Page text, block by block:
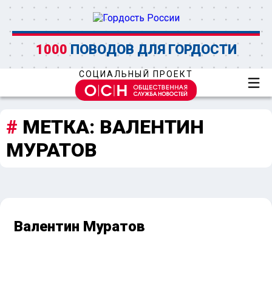
1000 ПОВОДОВ ДЛЯ ГОРДОСТИ
СОЦИАЛЬНЫЙ ПРОЕКТ
МЕТКА: ВАЛЕНТИН
МУРАТОВ
Валентин Муратов